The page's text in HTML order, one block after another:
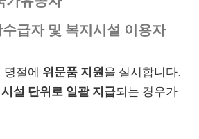
급자 및 복지시설 이용자
명절에 위문품 지원을 실시합니다.
시설 단위로 일괄 지급되는 경우가